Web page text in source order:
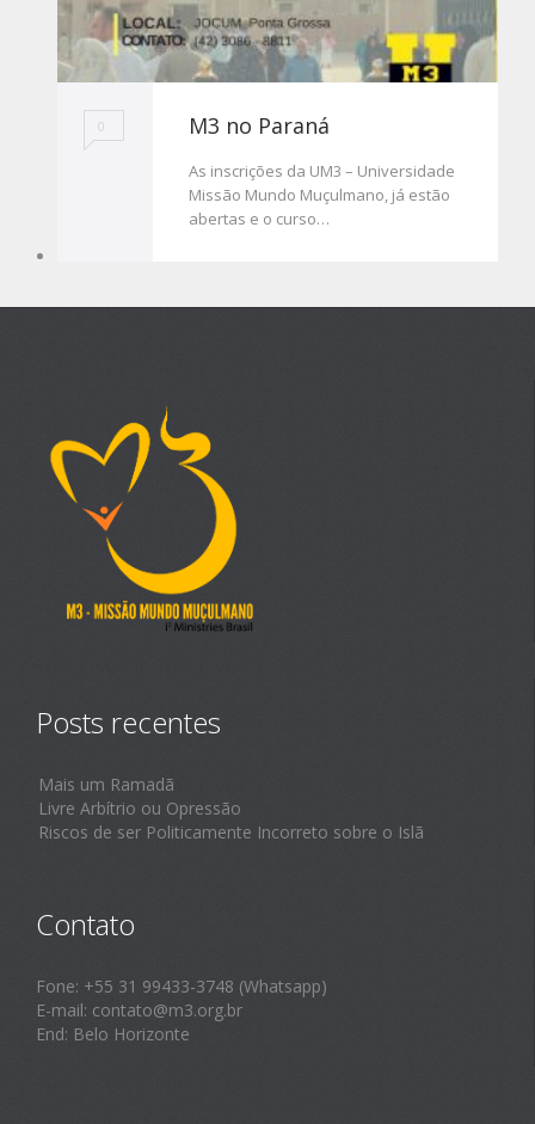
0 M3 no Paraná
As inscrições da UM3 – Universidade
Missão Mundo Muçulmano, já estão
abertas e o curso…
Posts recentes
Mais um Ramadã
Livre Arbítrio ou Opressão
Riscos de ser Politicamente Incorreto sobre o Islã
Contato
Fone: +55 31 99433-3748 (Whatsapp)
E-mail: contato@m3.org.br
End: Belo Horizonte